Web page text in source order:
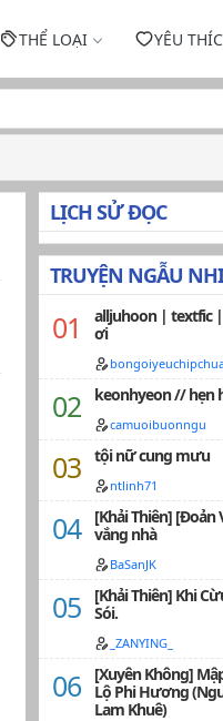
THỂ LOẠI YÊU
LỊCH SỬ ĐỌC
TRUYỆN NGẪU
alljuhoon | textfic
ơi
keonhyeon // hẹn
camuoibuonngu
tội nữ cung mưu
ntlinh71
[Khải Thiên] [Đoản
vắng nhà
BaSanJK
[Khải Thiên] Khi
Sói.
_ZANYING_
[Xuyên Không]
Lộ Phi Hương
Lam Khuê)